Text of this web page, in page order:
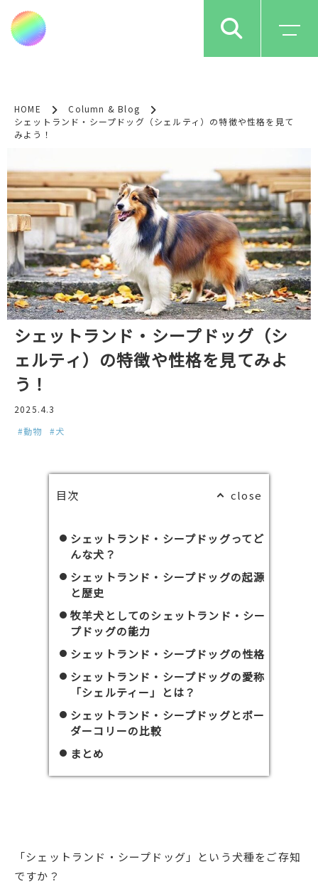
HOME
Column & Blog
シェットランド・シープドッグ（シェルティ）の特徴や性格を見て
みよう！
シェットランド・シープドッグ（シ
ェルティ）の特徴や性格を見てみよ
う！
2025.4.3
#動物
#犬
目次
シェットランド・シープドッグってど
んな犬？
シェットランド・シープドッグの起源
と歴史
牧羊犬としてのシェットランド・シー
プドッグの能力
シェットランド・シープドッグの性格
シェットランド・シープドッグの愛称
「シェルティー」とは？
シェットランド・シープドッグとボー
ダーコリーの比較
まとめ
「シェットランド・シープドッグ」という犬種をご存知
ですか？